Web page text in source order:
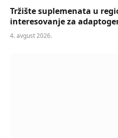
Tržište suplemenata u
interesovanje za
4. avgust 2026.